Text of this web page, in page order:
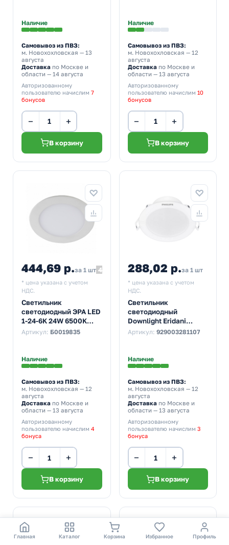
Наличие
Самовывоз из ПВЗ:
м. Новохохловская — 13
августа
Доставка по Москве и
области — 14 августа
Авторизованному
пользователю начислим 7
бонусов
− +
В корзину
Наличие
Самовывоз из ПВЗ:
м. Новохохловская — 12
августа
Доставкапо Москве и
области — 13 августа
Авторизованному
пользователю начислим 10
бонусов
− +
В корзину
444,69 р.за 1 шт 494,10
* цена указана с учетом
НДС.
Светильник
светодиодный ЭРА LED
1-24-6K 24W 6500K
220V круглый панель
Артикул: Б0019835
Наличие
Самовывоз из ПВЗ:
м. Новохохловская — 12
августа
Доставка по Москве и
области — 13 августа
Авторизованному
пользователю начислим 4
бонуса
− +
В корзину
288,02 р.за 1 шт
* цена указана с учетом
НДС.
Светильник
светодиодный
Downlight Eridani
DL190B LED 6 D100
d100/D115x35mm
Артикул: 929003281107
Наличие
Самовывоз из ПВЗ:
м. Новохохловская — 12
августа
Доставкапо Москве и
области — 13 августа
Авторизованному
пользователю начислим 3
бонуса
− +
В корзину
Главная Каталог Корзина Избранное Профиль